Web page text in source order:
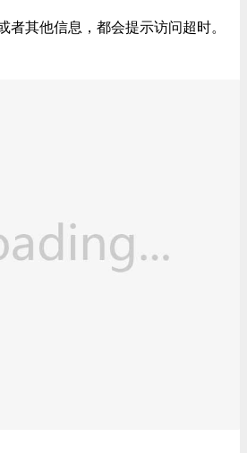
者其他信息，都会提示访问超时。